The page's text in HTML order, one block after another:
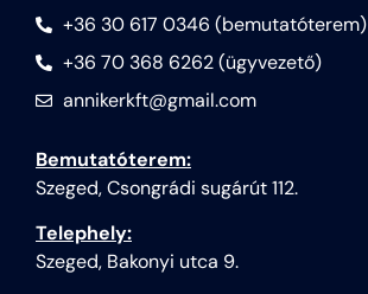
+36 30 617 0346 (bemutatóterem)
+36 70 368 6262 (ügyvezető)
annikerkft@gmail.com
Bemutatóterem:
Szeged, Csongrádi sugárút 112.
Telephely:
Szeged, Bakonyi utca 9.